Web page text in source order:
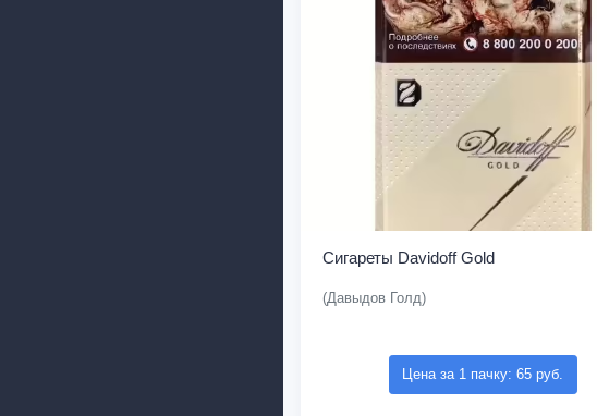
Сигареты Davidoff Gold
(Давыдов Голд)
Цена за 1 пачку: 65 руб.